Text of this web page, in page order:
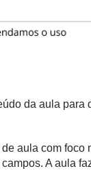
da aula para
aula com foco
A aula